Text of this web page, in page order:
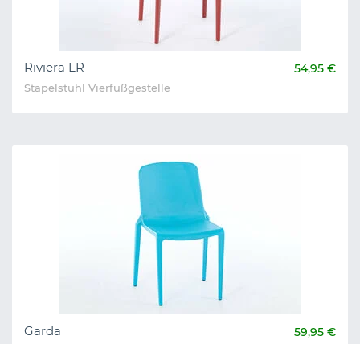
Riviera LR 54,95 €
Stapelstuhl Vierfußgestelle
Garda 59,95 €